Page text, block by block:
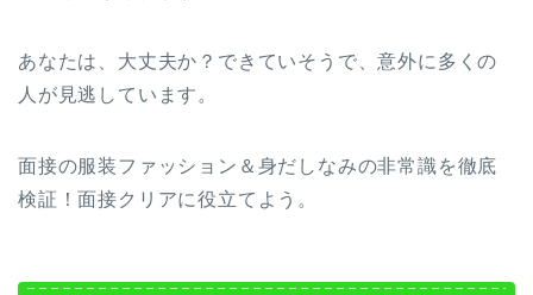
あなたは、大丈夫か？できていそうで、意外に多くの
人が見逃しています。
面接の服装ファッション＆身だしなみの非常識を徹底
検証！面接クリアに役立てよう。